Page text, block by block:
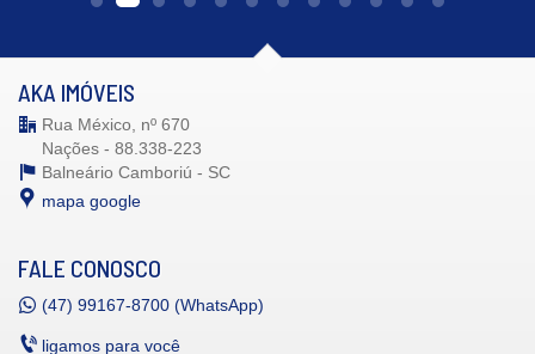
AKA IMÓVEIS
Rua México, nº 670
Nações - 88.338-223
Balneário Camboriú - SC
mapa google
FALE CONOSCO
(47) 99167-8700 (WhatsApp)
ligamos para você